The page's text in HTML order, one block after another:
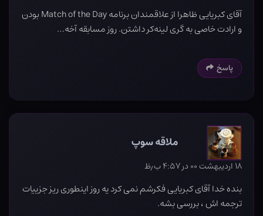
آقای کبریایی ظاهرا از علاقمندان برنامه Match of the Day بودن
و ارادت خاصی به گری لینه‌کر داشتن. روز مسابقه آخه…
پاسخ
ملاقه سوپ
۱۸ اردیبهشت ۰۰ در ۴:۵۷ ب٫ظ
بنده خدا آقای کبریایی فکرشم نمی کرد یه روز اینطوری ریز جزییات
ترجمه اش ، بررسی بشه.